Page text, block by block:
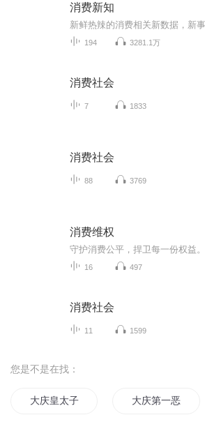
消费新知
194 3281.1万
消费社会
7 1833
消费社会
88 3769
消费维权
16 497
消费社会
11 1599
您是不是在找：
大庆皇太子 大庆第一恶